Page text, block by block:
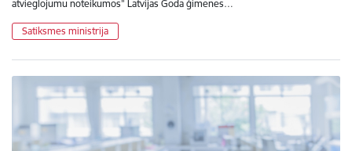
atvieglojumu noteikumos” Latvijas Goda ģimenes…
Satiksmes ministrija